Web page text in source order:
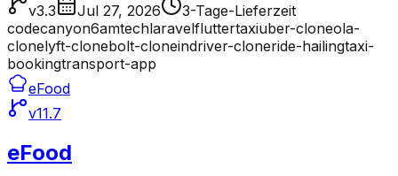
v3.3 Jul 27, 2026
3-Tage-Lieferzeit
codecanyon6amtechlaravelfluttertaxiuber-cloneola-
clonelyft-clonebolt-cloneindriver-cloneride-hailingtaxi-
bookingtransport-app
eFood
v11.7
eFood